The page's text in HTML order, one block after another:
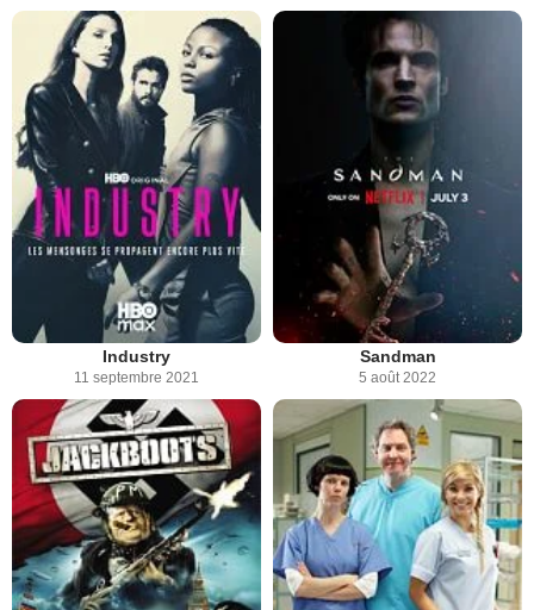
Industry
11 septembre 2021
Sandman
5 août 2022